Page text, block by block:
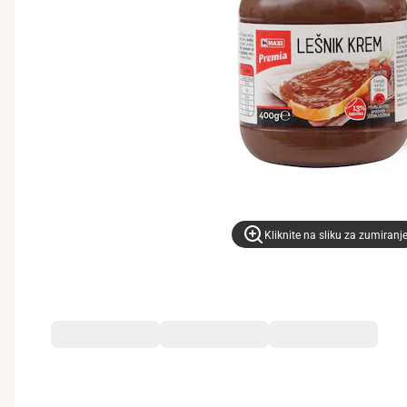
Kliknite na sliku za zumiranje